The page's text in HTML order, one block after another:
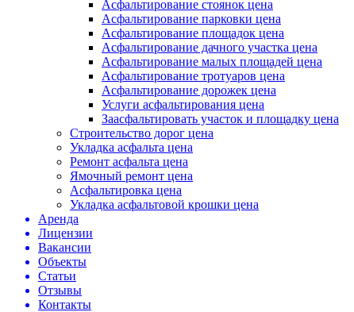
Асфальтирование стоянок цена
Асфальтирование парковки цена
Асфальтирование площадок цена
Асфальтирование дачного участка цена
Асфальтирование малых площадей цена
Асфальтирование тротуаров цена
Асфальтирование дорожек цена
Услуги асфальтирования цена
Заасфальтировать участок и площадку цена
Строительство дорог цена
Укладка асфальта цена
Ремонт асфальта цена
Ямочный ремонт цена
Асфальтировка цена
Укладка асфальтовой крошки цена
Аренда
Лицензии
Вакансии
Объекты
Статьи
Отзывы
Контакты